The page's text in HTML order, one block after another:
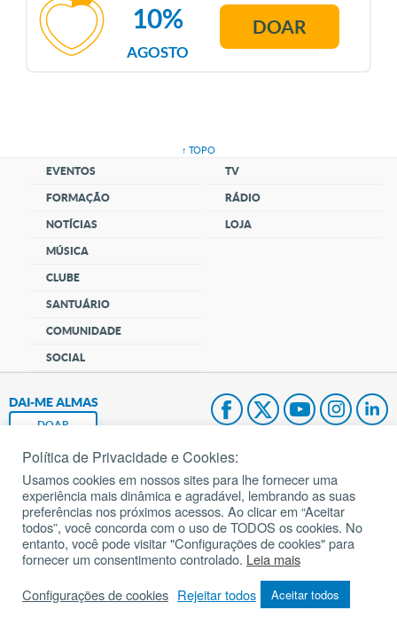
AGOSTO
10% DOAR
↑ TOPO
EVENTOS
FORMAÇÃO
NOTÍCIAS
MÚSICA
CLUBE
SANTUÁRIO
COMUNIDADE
SOCIAL
TV
RÁDIO
LOJA
DAI-ME ALMAS
DOAR
Fundação João Paulo II
Pedido de Oração
Mapa do site
Todos os direitos reservados.
Política de Privacidade e Cookies:
Usamos cookies em nossos sites para lhe fornecer uma
experiência mais dinâmica e agradável, lembrando as suas
preferências nos próximos acessos. Ao clicar em “Aceitar
todos”, você concorda com o uso de TODOS os cookies. No
entanto, você pode visitar "Configurações de cookies" para
fornecer um consentimento controlado. Leia mais
Configurações de cookies Rejeitar todos Aceitar todos